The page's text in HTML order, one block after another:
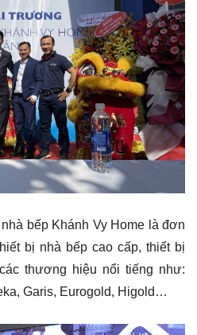
bếp Khánh Vy Home là đơn
bị nhà bếp cao cấp, thiết bị
thương hiệu nổi tiếng như:
Garis, Eurogold, Higold…